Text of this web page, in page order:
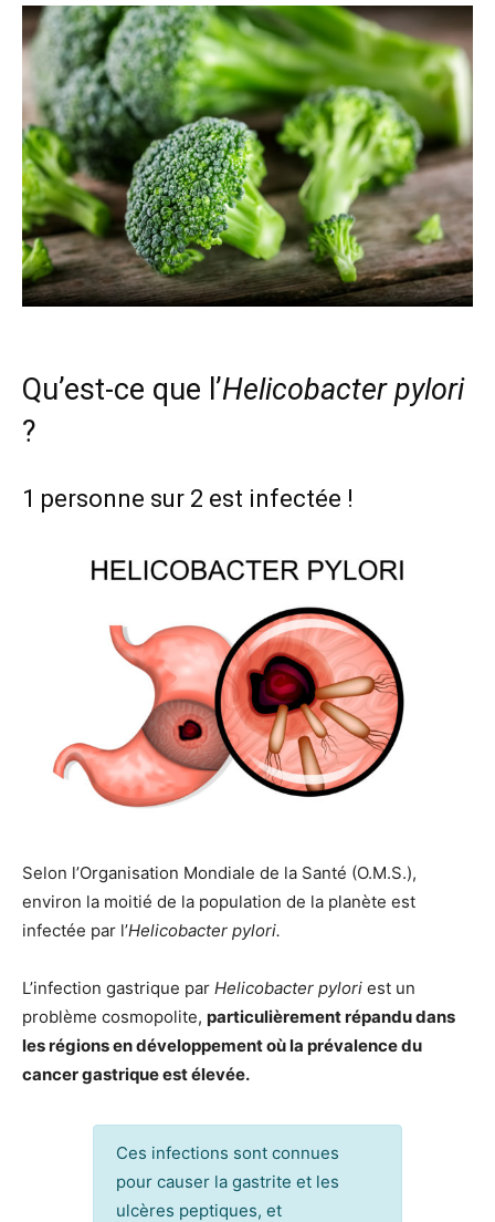
Qu’est-ce que l’Helicobacter pylori
?
1 personne sur 2 est infectée !
Selon l’Organisation Mondiale de la Santé (O.M.S.),
environ la moitié de la population de la planète est
infectée par l’Helicobacter pylori.
L’infection gastrique par Helicobacter pylori est un
problème cosmopolite, particulièrement répandu dans
les régions en développement où la prévalence du
cancer gastrique est élevée.
Ces infections sont connues
pour causer la gastrite et les
ulcères peptiques, et